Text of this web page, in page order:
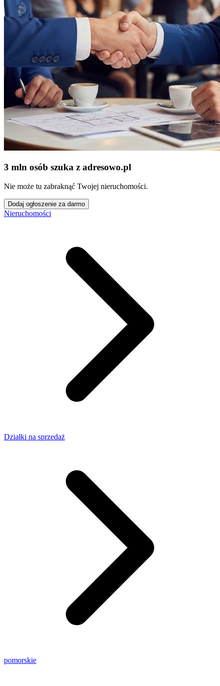
3 mln osób szuka z adresowo.pl
Nie może tu zabraknąć Twojej nieruchomości.
Dodaj ogłoszenie za darmo
Nieruchomości
Działki na sprzedaż
pomorskie